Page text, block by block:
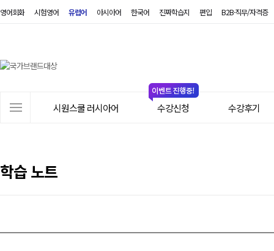
영어회화 시험영어 유럽어 아시아어 한국어 진짜학습지 편입 B2B·직무/자격증
시원스쿨 러시아어 수강신청 수강후기
학습 노트